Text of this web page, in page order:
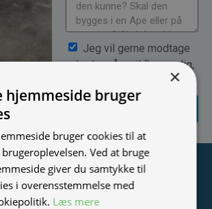
Jeg vil gerne modtage
nyheder på mail (bare rolig,
SEND
nyhedsmail
til at modtage info om nye produkter,
×
hjemmeside bruger
bruger cookies til at
Ved at bruge
giver du samtykke til
i overensstemmelse med
Læs mere